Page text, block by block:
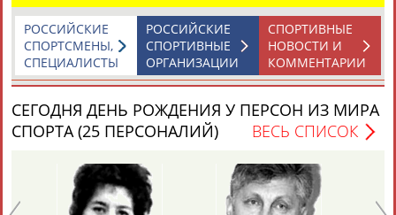
Каримжан
АБДРАХМАНОВ
Аделя
АБДРАХМАНОВА
Андрей
АБДУВАЛИЕВ
Герман
АБДУЛАЕВ
СПОРТИВНЫЕ
НОВОСТИ И
КОММЕНТАРИИ
РОССИЙСКИЕ
СПОРТИВНЫЕ
ОРГАНИЗАЦИИ
РОССИЙСКИЕ
СПОРТСМЕНЫ,
СПЕЦИАЛИСТЫ
СЕГОДНЯ ДЕНЬ РОЖДЕНИЯ У ПЕРСОН ИЗ МИРА
СПОРТА (25 ПЕРСОНАЛИЙ)
ВЕСЬ СПИСОК